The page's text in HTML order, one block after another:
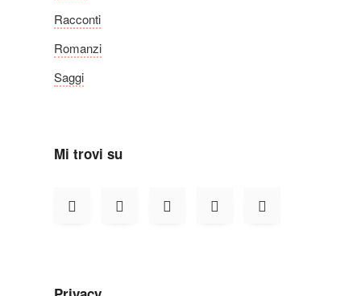
Racconti
Romanzi
Saggi
Mi trovi su